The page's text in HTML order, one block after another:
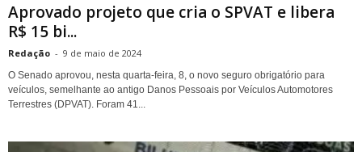
Aprovado projeto que cria o SPVAT e libera
R$ 15 bi...
Redação - 9 de maio de 2024
O Senado aprovou, nesta quarta-feira, 8, o novo seguro obrigatório para
veículos, semelhante ao antigo Danos Pessoais por Veículos Automotores
Terrestres (DPVAT). Foram 41...